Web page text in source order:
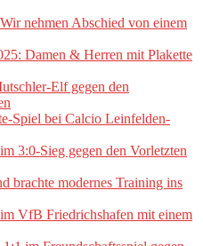
nehmen Abschied von einem
Damen & Herren mit Plakette
Elf gegen den
Spiel bei Calcio Leinfelden-
3:0-Sieg gegen den Vorletzten
brachte modernes Training ins
VfB Friedrichshafen mit einem